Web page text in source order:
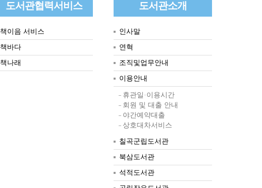
도서관협력서비스
책이음 서비스
책바다
책나래
도서관소개
인사말
연혁
조직및업무안내
이용안내
휴관일·이용시간
회원 및 대출 안내
야간예약대출
상호대차서비스
칠곡군립도서관
북삼도서관
석적도서관